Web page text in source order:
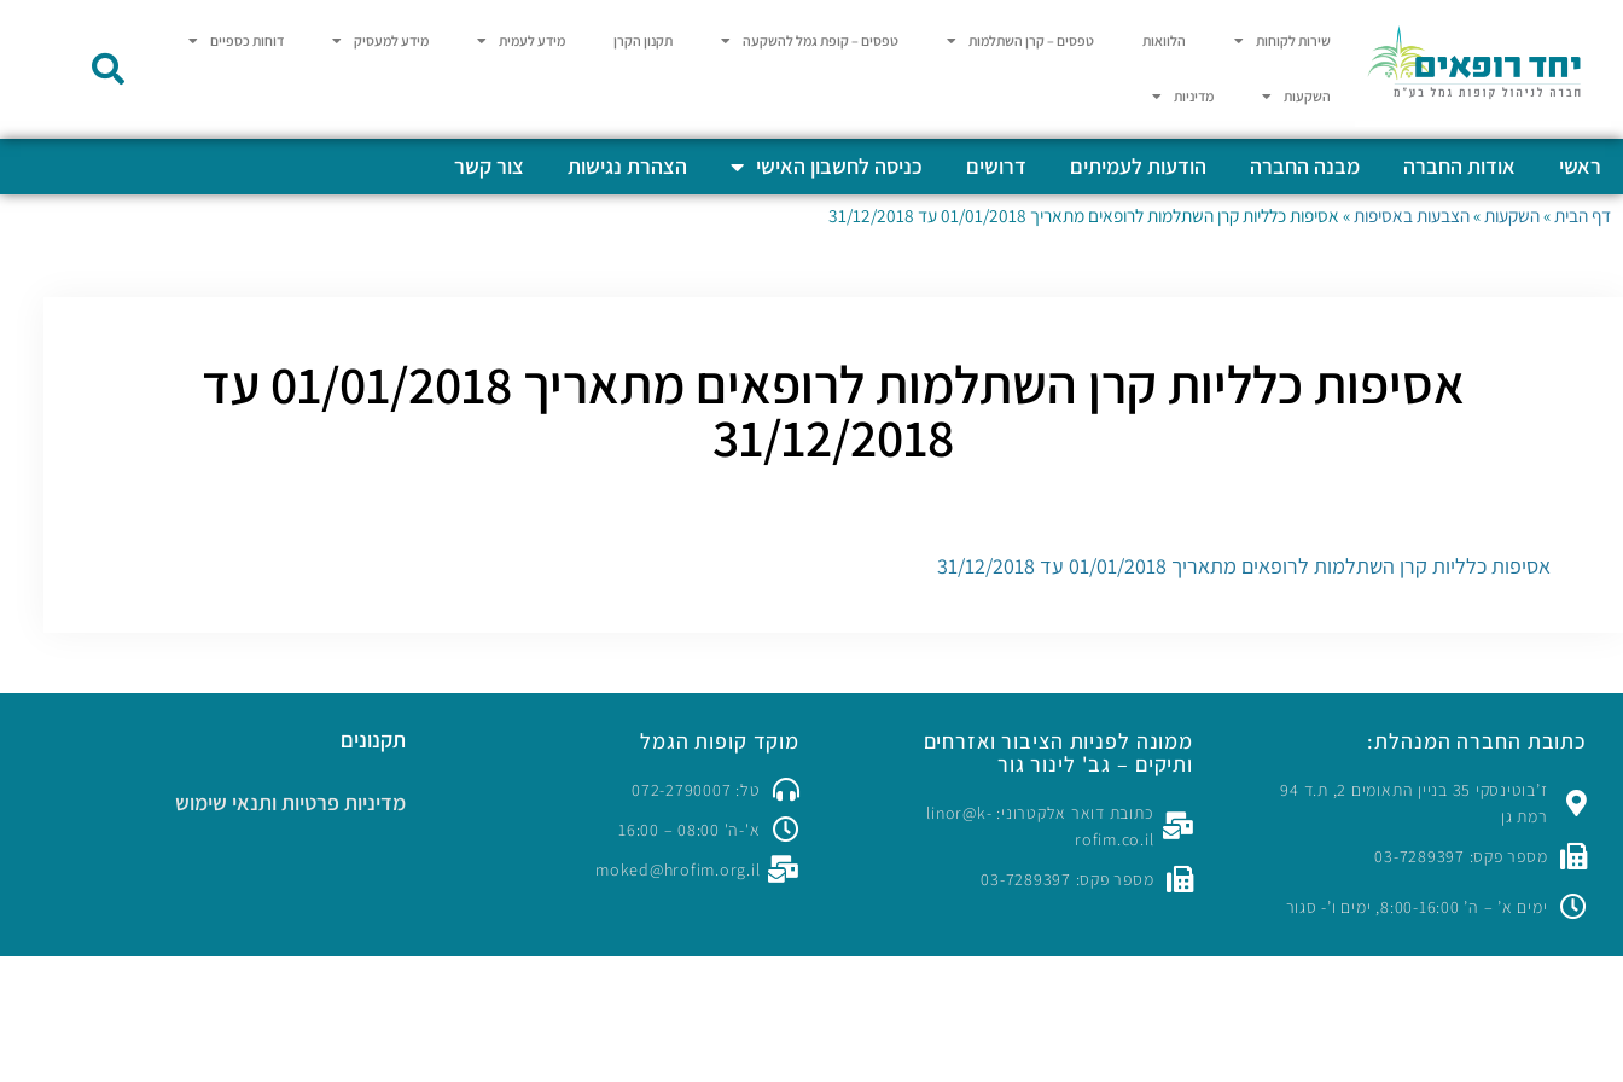
שירות לקוחות הלוואות טפסים – קרן השתלמות טפסים – קופת גמל להשקעה תקנון הקרן מידע לעמית מידע למעסיק דוחות כספיים
השקעות מדיניות
ראשי אודות החברה מבנה החברה הודעות לעמיתים דרושים כניסה לחשבון האישי הצהרת נגישות צור קשר
דף הבית »השקעות »הצבעות באסיפות » אסיפות כלליות קרן השתלמות לרופאים מתאריך 01/01/2018 עד 31/12/2018
אסיפות כלליות קרן השתלמות לרופאים מתאריך 01/01/2018 עד
31/12/2018
אסיפות כלליות קרן השתלמות לרופאים מתאריך 01/01/2018 עד 31/12/2018
כתובת החברה המנהלת:
ז’בוטינסקי 35 בניין התאומים 2, ת.ד 94
רמת גן
מספר פקס: 03-7289397
ימים א’ – ה’ 8:00-16:00, ימים ו’- סגור
ממונה לפניות הציבור ואזרחים
ותיקים – גב' לינור גור
כתובת דואר אלקטרוני: linor@k-
rofim.co.il
מספר פקס: 03-7289397
מוקד קופות הגמל
טל: 072-2790007
א'-ה' 08:00 – 16:00
moked@hrofim.org.il
תקנונים
מדיניות פרטיות ותנאי שימוש